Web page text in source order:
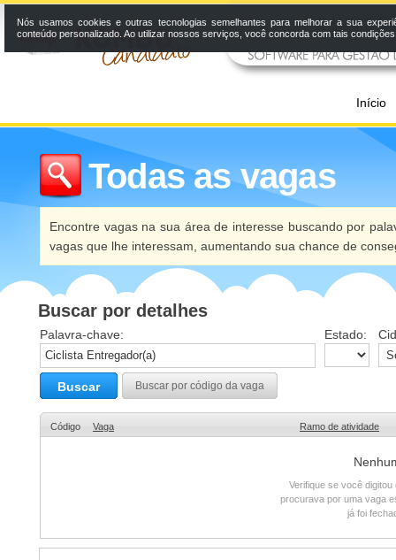
Início
Todas as vagas
Encontre vagas na sua área de interesse buscando por
vagas que lhe interessam, aumentando sua chance de
Buscar por detalhes
Palavra-chave: Estado:
Buscar Buscar por código da vaga
Código Vaga Ramo de atividade
Verifique se você
procurava por uma vaga
já foi
Nós usamos cookies e outras tecnologias semelhantes para melhorar a sua
conteúdo personalizado. Ao utilizar nossos serviços, você concorda com tais